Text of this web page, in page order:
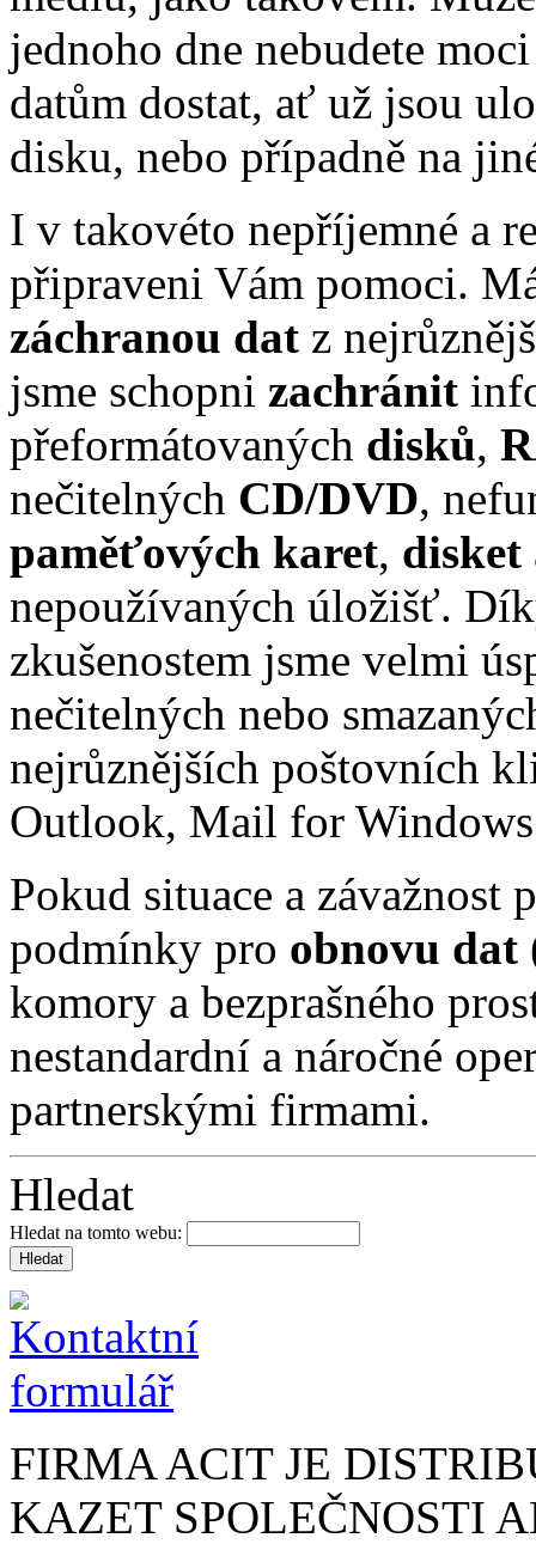
jednoho dne nebudete
datům dostat, ať už jsou
disku, nebo případně na
I v takovéto nepříjemné a
připraveni Vám pomoci.
záchranou dat z
jsme schopni zachránit
přeformátovaných disků,
nečitelných CD/DVD,
paměťových karet, disket
nepoužívaných úložišť.
zkušenostem jsme velmi
nečitelných nebo
nejrůznějších poštovních
Outlook, Mail for
Pokud situace a závažnost
podmínky pro obnovu dat
komory a bezprašného
nestandardní a náročné
partnerskými firmami.
Hledat
Hledat na tomto webu:
FIRMA ACIT JE
KAZET SPOLEČNOSTI